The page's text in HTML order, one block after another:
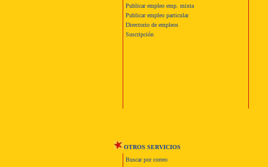
Publicar empleo emp. mixta
Publicar empleo particular
Directorio de empleos
Suscripción
OTROS SERVICIOS
Buscar por correo